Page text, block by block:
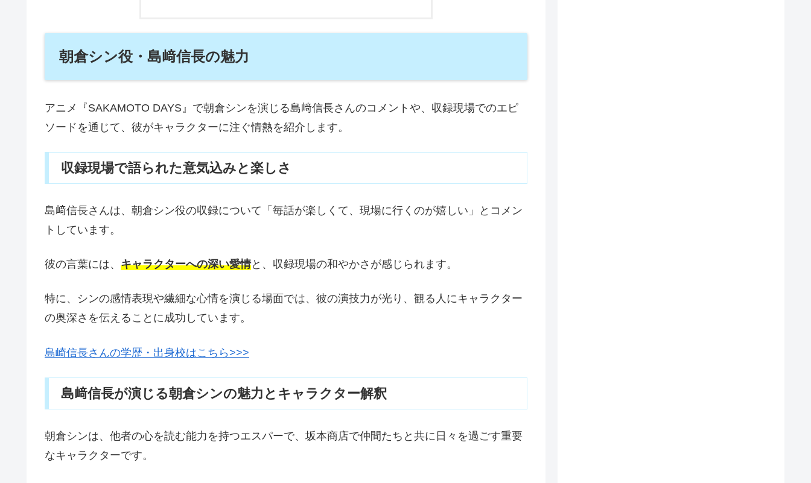
朝倉シン役・島﨑信長の魅力
アニメ『SAKAMOTO DAYS』で朝倉シンを演じる島﨑信長さんのコメントや、収録現場でのエピ
ソードを通じて、彼がキャラクターに注ぐ情熱を紹介します。
収録現場で語られた意気込みと楽しさ
島﨑信長さんは、朝倉シン役の収録について「毎話が楽しくて、現場に行くのが嬉しい」とコメン
トしています。
彼の言葉には、 キャラクターへの深い愛情と、収録現場の和やかさが感じられます。
特に、シンの感情表現や繊細な心情を演じる場面では、彼の演技力が光り、観る人にキャラクター
の奥深さを伝えることに成功しています。
島崎信長さんの学歴・出身校はこちら>>>
島﨑信長が演じる朝倉シンの魅力とキャラクター解釈
朝倉シンは、他者の心を読む能力を持つエスパーで、坂本商店で仲間たちと共に日々を過ごす重要
なキャラクターです。